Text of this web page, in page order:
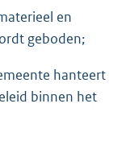
en
geboden;
hanteert
binnen het